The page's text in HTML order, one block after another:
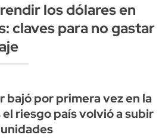
los dólares en
claves para no gastar
bajó por primera vez en la
riesgo país volvió a subir